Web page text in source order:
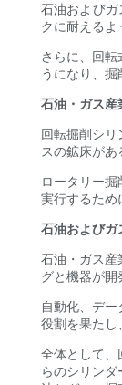
石油および
クに耐えるよ
さらに、回
うになり、
石油・ガス産
回転掘削シ
スの鉱床が
ロータリー
実行するため
石油およびガ
石油・ガス産
グと機器が開
自動化、デ
役割を果たし
全体として、
らのシリン